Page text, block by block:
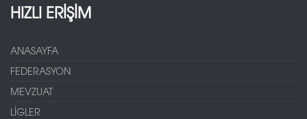
HIZLI ERİŞİM
ANASAYFA
FEDERASYON
MEVZUAT
LİGLER